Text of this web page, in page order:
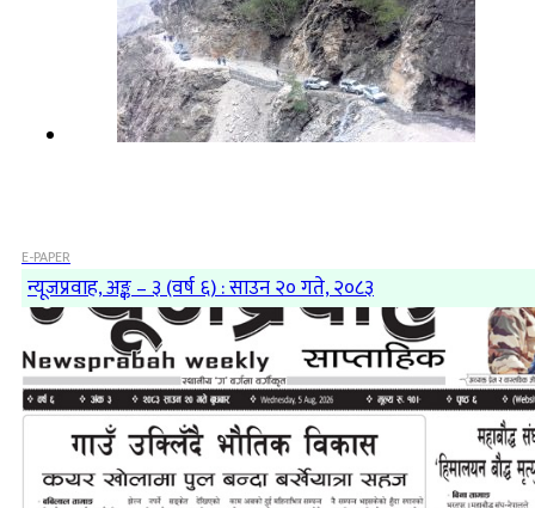
E-PAPER
न्यूजप्रवाह, अङ्क – ३ (वर्ष ६) : साउन २० गते, २०८३